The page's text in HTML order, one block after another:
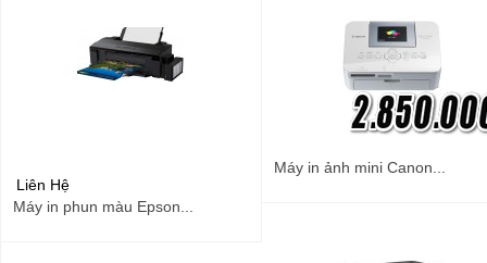
Liên Hệ
Máy in phun màu Epson...
Máy in ảnh mini Canon...